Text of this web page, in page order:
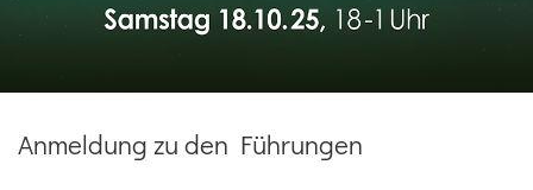
Anmeldung zu den Führungen